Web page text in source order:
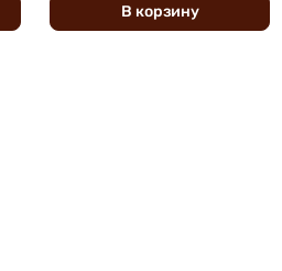
В корзину